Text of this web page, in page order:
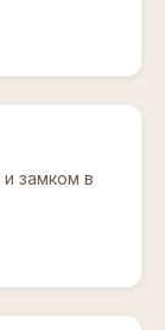
и замком в